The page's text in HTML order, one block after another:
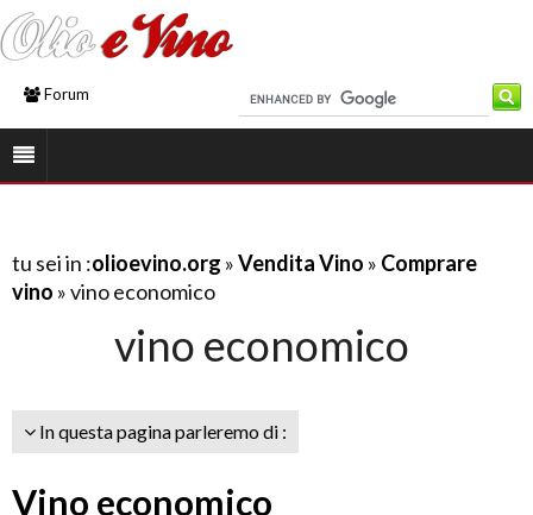
Forum
tu sei in :olioevino.org »Vendita Vino » Comprare
vino » vino economico
vino economico
In questa pagina parleremo di :
Vino economico